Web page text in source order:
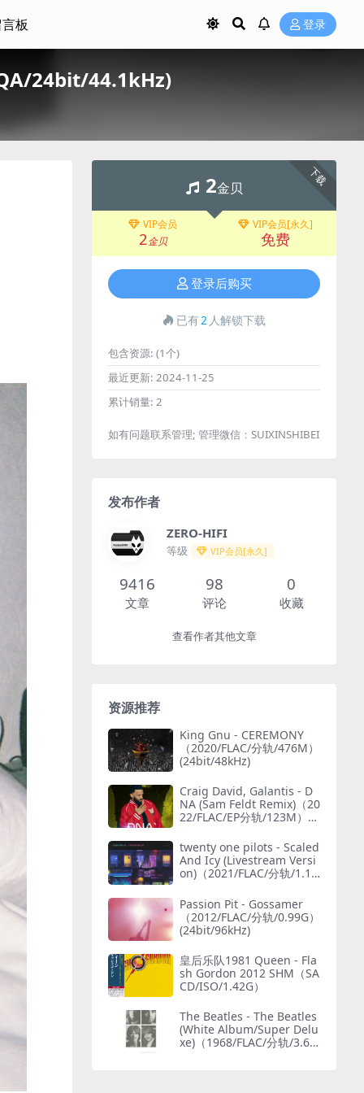
板 登录
24bit/44.1kHz)
下载
2金贝
VIP会员
2金贝
VIP会员[永久]
免费
登录后购买
已有2 人解锁下载
包含资源: (1个)
最近更新: 2024-11-25
累计销量: 2
如有问题联系管理; 管理微信：SUIXINSHIBEI
发布作者
ZERO-HIFI
等级 VIP会员[永久]
9416
文章
98
评论
0
收藏
查看作者其他文章
资源推荐
King Gnu - CEREMONY
（2020/FLAC/分轨/476M）
(24bit/48kHz)
Craig David, Galantis - D
NA (Sam Feldt Remix)（20
22/FLAC/EP分轨/123M）
twenty one pilots - Scaled
And Icy (Livestream Versi
on)（2021/FLAC/分轨/1.15
Passion Pit - Gossamer
（2012/FLAC/分轨/0.99G）
(24bit/96kHz)
皇后乐队1981 Queen - Fla
sh Gordon 2012 SHM（SA
CD/ISO/1.42G）
The Beatles - The Beatles
(White Album/Super Delu
xe)（1968/FLAC/分轨/3.69